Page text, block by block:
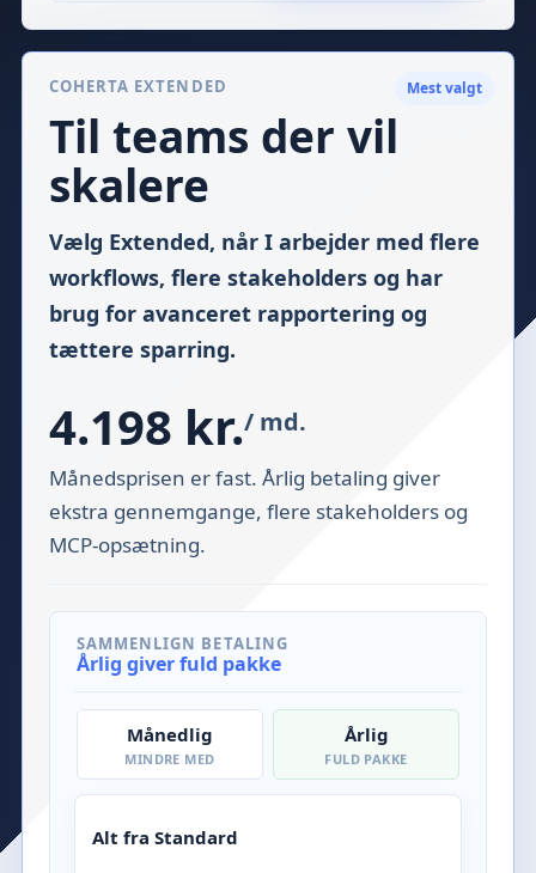
Mest valgt
COHERTA EXTENDED
Til teams der vil
skalere
Vælg Extended, når I arbejder med flere
workflows, flere stakeholders og har
brug for avanceret rapportering og
tættere sparring.
4.198 kr./ md.
Månedsprisen er fast. Årlig betaling giver
ekstra gennemgange, flere stakeholders og
MCP-opsætning.
SAMMENLIGN BETALING
Årlig giver fuld pakke
Månedlig
MINDRE MED
Årlig
FULD PAKKE
Alt fra Standard